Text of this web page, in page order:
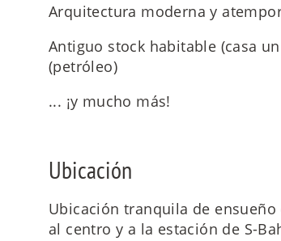
Arquitectura moderna y
Antiguo stock habitable (casa
(petróleo)
... ¡y mucho más!
Ubicación
Ubicación tranquila de
al centro y a la estación de S-